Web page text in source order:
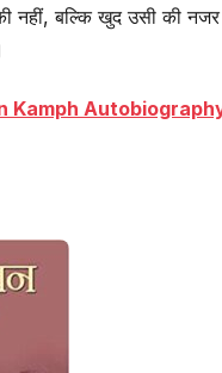
नहीं, बल्कि खुद उसी की
Kamph